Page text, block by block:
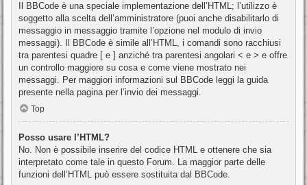
Il BBCode è una speciale implementazione dell’HTML; l’utilizzo è
soggetto alla scelta dell’amministratore (puoi anche disabilitarlo di
messaggio in messaggio tramite l’opzione nel modulo di invio
messaggi). Il BBCode è simile all’HTML, i comandi sono racchiusi
tra parentesi quadre [ e ] anziché tra parentesi angolari < e > e offre
un controllo maggiore su cosa e come viene mostrato nei
messaggi. Per maggiori informazioni sul BBCode leggi la guida
presente nella pagina per l’invio dei messaggi.
Top
Posso usare l’HTML?
No. Non è possibile inserire del codice HTML e ottenere che sia
interpretato come tale in questo Forum. La maggior parte delle
funzioni dell’HTML può essere sostituita dal BBCode.